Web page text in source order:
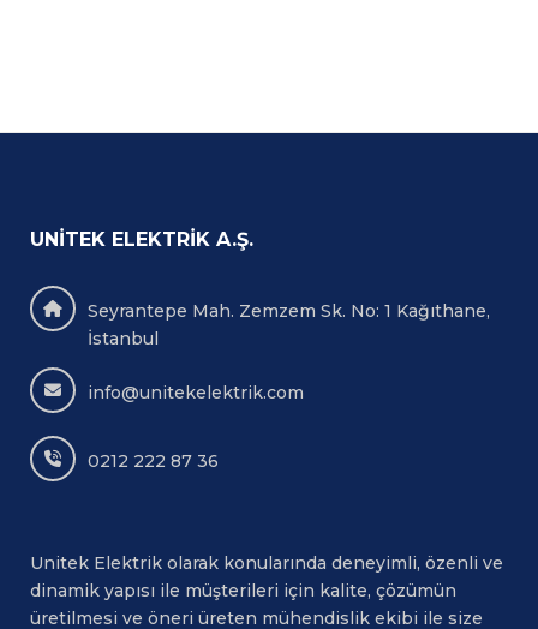
UNITEK ELEKTRIK A.Ş.
Seyrantepe Mah. Zemzem Sk. No: 1 Kağıthane,
İstanbul
info@unitekelektrik.com
0212 222 87 36
Unitek Elektrik olarak konularında deneyimli, özenli ve
dinamik yapısı ile müşterileri için kalite, çözümün
üretilmesi ve öneri üreten mühendislik ekibi ile size